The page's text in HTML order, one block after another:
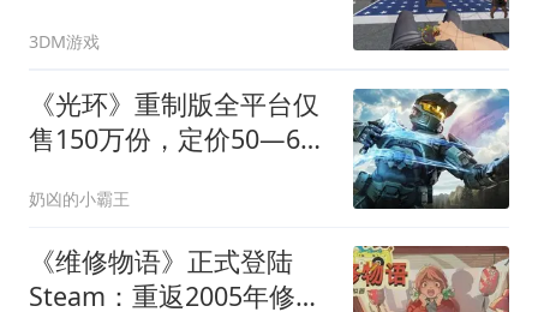
3DM游戏
《光环》重制版全平台仅
售150万份，定价50—60
奶凶的小霸王
《维修物语》正式登陆
Steam：重返2005年修复